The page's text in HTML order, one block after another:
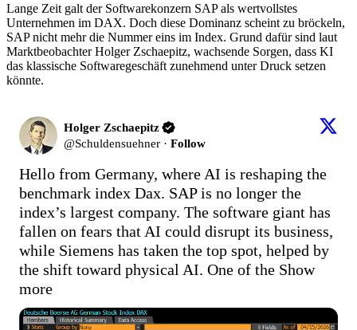
Lange Zeit galt der Softwarekonzern SAP als wertvollstes
Unternehmen im DAX. Doch diese Dominanz scheint zu bröckeln,
SAP nicht mehr die Nummer eins im Index. Grund dafür sind laut
Marktbeobachter Holger Zschaepitz, wachsende Sorgen, dass KI
das klassische Softwaregeschäft zunehmend unter Druck setzen
könnte.
Holger Zschaepitz
@Schuldensuehner · Follow
Hello from Germany, where AI is reshaping the
benchmark index Dax. SAP is no longer the
index’s largest company. The software giant has
fallen on fears that AI could disrupt its business,
while Siemens has taken the top spot, helped by
the shift toward physical AI. One of the Show
more